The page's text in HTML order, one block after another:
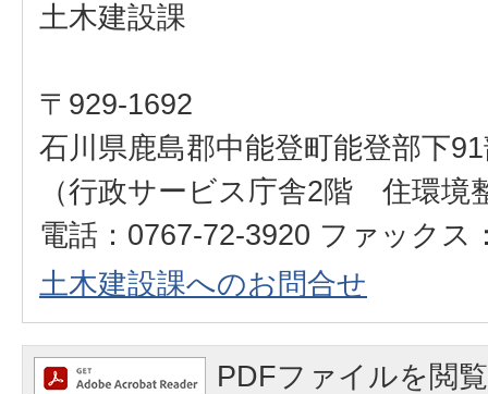
土木建設課
〒929-1692
石川県鹿島郡中能登町能登部下
（行政サービス庁舎2階 住環境
電話：0767-72-3920 ファックス
土木建設課へのお問合せ
PDFファイルを閲